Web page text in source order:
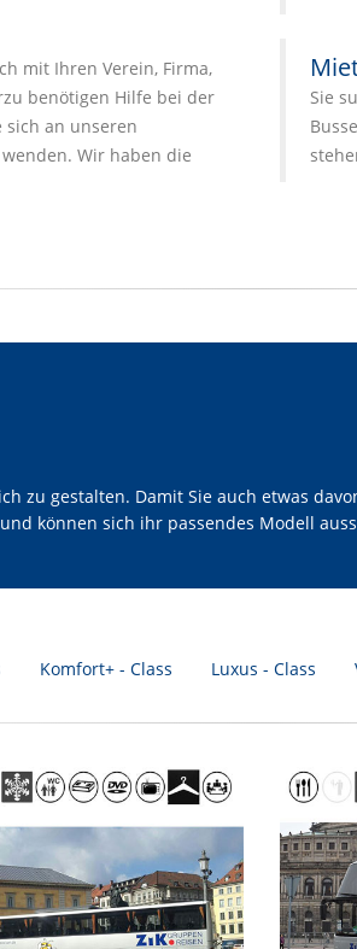
mit Ihren Verein, Firma,
benötigen Hilfe bei der
sich an unseren
Wir haben die
Sie
zu gestalten. Damit Sie auch etwas
können sich ihr passendes Modell
Komfort+ - Class Luxus - Class